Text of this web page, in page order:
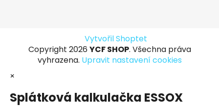
Vytvořil Shoptet
Copyright 2026 YCF SHOP. Všechna práva
vyhrazena. Upravit nastavení cookies
×
Splátková kalkulačka ESSOX